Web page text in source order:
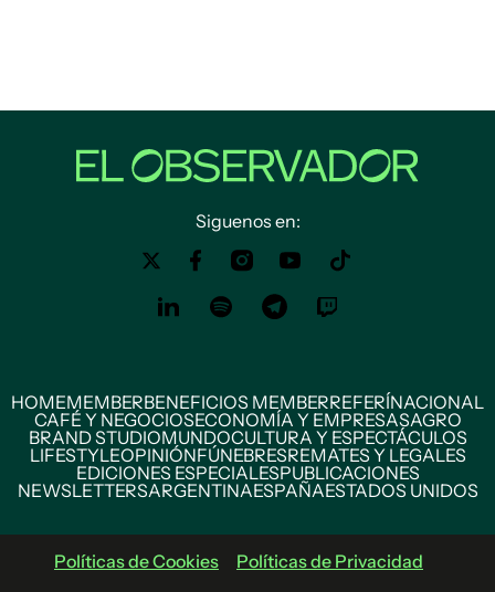
Siguenos en:
HOMEMEMBERBENEFICIOS MEMBERREFERÍNACIONAL
CAFÉ Y NEGOCIOSECONOMÍA Y EMPRESASAGRO
BRAND STUDIOMUNDOCULTURA Y ESPECTÁCULOS
LIFESTYLEOPINIÓNFÚNEBRESREMATES Y LEGALES
EDICIONES ESPECIALESPUBLICACIONES
NEWSLETTERSARGENTINAESPAÑAESTADOS UNIDOS
Políticas de Cookies
Políticas de Privacidad